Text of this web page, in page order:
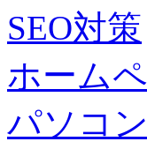
SEO対策
ホーム
パソコ